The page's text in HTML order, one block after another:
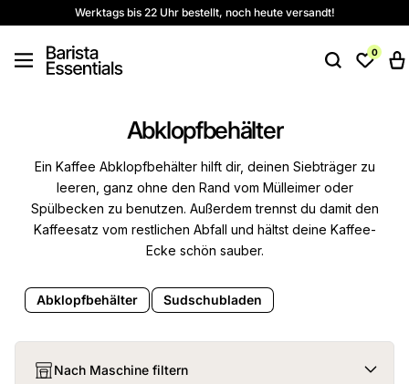
Direkt zum InhaltWerktags bis 22 Uhr bestellt, noch heute versandt!
0
Abklopfbehälter
Ein Kaffee Abklopfbehälter hilft dir, deinen Siebträger zu
leeren, ganz ohne den Rand vom Mülleimer oder
Spülbecken zu benutzen. Außerdem trennst du damit den
Kaffeesatz vom restlichen Abfall und hältst deine Kaffee-
Ecke schön sauber.
Abklopfbehälter Sudschubladen
Nach Maschine filtern